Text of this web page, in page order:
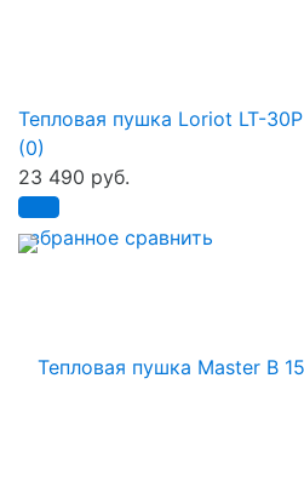
избранное сравнить
Тепловая пушка Loriot LT-30P
(0)
23 490 руб.